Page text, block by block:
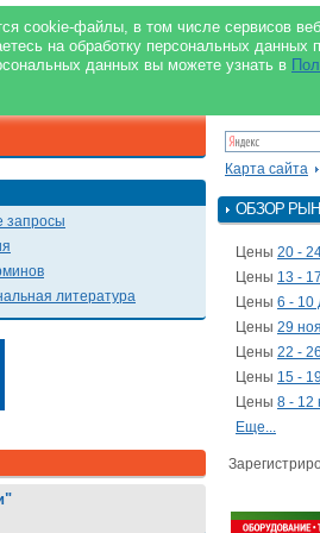
cookie-файлы, в том числе сервисов
на обработку персональных
данных вы можете узнать в
Реклама на портале
Архив номеров
запросы
литература
Карта сайта
ОБЗОР
Цены 20 -
Цены 13 -
Цены 6 - 10
Цены 29
Цены 22 -
Цены 15 -
Цены 8 - 12
Еще...